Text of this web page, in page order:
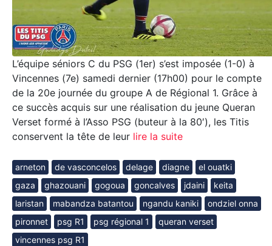
L’équipe séniors C du PSG (1er) s’est imposée (1-0) à
Vincennes (7e) samedi dernier (17h00) pour le compte
de la 20e journée du groupe A de Régional 1. Grâce à
ce succès acquis sur une réalisation du jeune Queran
Verset formé à l’Asso PSG (buteur à la 80′), les Titis
conservent la tête de leur lire la suite
arneton de vasconcelos delage diagne
el ouatki
gaza
ghazouani gogoua goncalves jdaini
keita
laristan
mabandza batantou ngandu kaniki
ondziel onna
pironnet
psg R1 psg régional 1
queran verset
vincennes psg R1